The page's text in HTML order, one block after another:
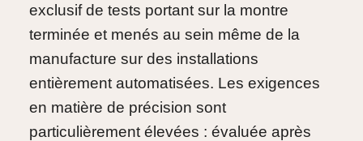
exclusif de tests portant sur la montre
terminée et menés au sein même de la
manufacture sur des installations
entièrement automatisées. Les exigences
en matière de précision sont
particulièrement élevées : évaluée après